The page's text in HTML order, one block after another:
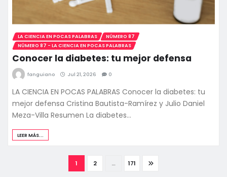
LA CIENCIA EN POCAS PALABRAS
NÚMERO 87
NÚMERO 87 - LA CIENCIA EN POCAS PALABRAS
Conocer la diabetes: tu mejor defensa
fanguiano Jul 21, 2026 0
LA CIENCIA EN POCAS PALABRAS Conocer la diabetes: tu
mejor defensa Cristina Bautista-Ramírez y Julio Daniel
Meza-Villa Resumen La diabetes…
LEER MÁS...
Paginación1 2 … 171